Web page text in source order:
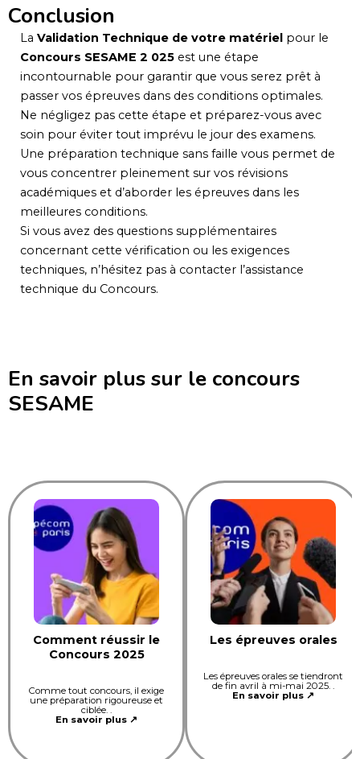
Conclusion
La Validation Technique de votre matériel pour le
Concours SESAME 2 025 est une étape
incontournable pour garantir que vous serez prêt à
passer vos épreuves dans des conditions optimales.
Ne négligez pas cette étape et préparez-vous avec
soin pour éviter tout imprévu le jour des examens.
Une préparation technique sans faille vous permet de
vous concentrer pleinement sur vos révisions
académiques et d’aborder les épreuves dans les
meilleures conditions.
Si vous avez des questions supplémentaires
concernant cette vérification ou les exigences
techniques, n’hésitez pas à contacter l’assistance
technique du Concours.
En savoir plus sur le concours
SESAME
Comment réussir le
Concours 2025
Comme tout concours, il exige
une préparation rigoureuse et
ciblée. .
En savoir plus ↗
Les épreuves orales
Les épreuves orales se tiendront
de fin avril à mi-mai 2025. .
En savoir plus ↗